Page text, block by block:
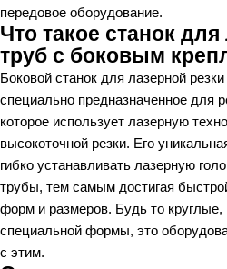
передовое оборудование.
Что такое станок
труб с боковым
Боковой станок для лазерной
специально предназначенное для
которое использует лазерную
высокоточной резки. Его
гибко устанавливать лазерную
трубы, тем самым достигая
форм и размеров. Будь то
специальной формы, это
с этим.